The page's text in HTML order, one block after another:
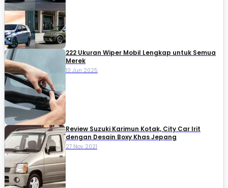
222 Ukuran Wiper Mobil Lengkap untuk Semua
Merek
10 Jun 2025
Review Suzuki Karimun Kotak, City Car Irit
dengan Desain Boxy Khas Jepang
27 Nov 2021